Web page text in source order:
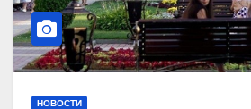
НОВОСТИ